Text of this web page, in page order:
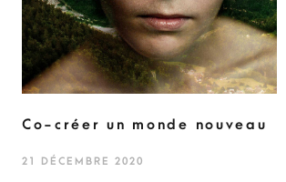
Co-créer un monde nouveau
21 DÉCEMBRE 2020